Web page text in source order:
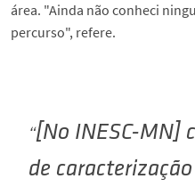
área. "Ainda não conheci
percurso", refere.
[No INESC-MN]
de